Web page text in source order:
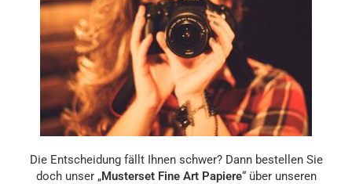
Die Entscheidung fällt Ihnen schwer? Dann bestellen Sie
doch unser „Musterset Fine Art Papiere“ über unseren